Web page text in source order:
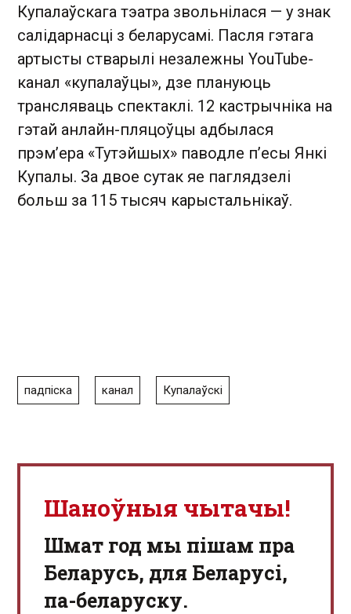
Купалаўскага тэатра звольнілася — у знак
салідарнасці з беларусамі. Пасля гэтага
артысты стварылі незалежны YouTube-
канал «купалаўцы», дзе плануюць
трансляваць спектаклі. 12 кастрычніка на
гэтай анлайн-пляцоўцы адбылася
прэм’ера «Тутэйшых» паводле п’есы Янкі
Купалы. За двое сутак яе паглядзелі
больш за 115 тысяч карыстальнікаў.
падпіска канал Купалаўскі
Шаноўныя чытачы!
Шмат год мы пішам пра
Беларусь, для Беларусі,
па-беларуску.